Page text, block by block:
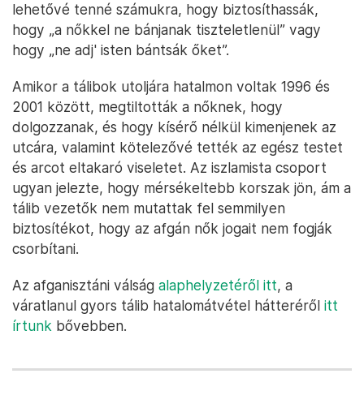
lehetővé tenné számukra, hogy biztosíthassák,
hogy „a nőkkel ne bánjanak tiszteletlenül” vagy
hogy „ne adj' isten bántsák őket”.
Amikor a tálibok utoljára hatalmon voltak 1996 és
2001 között, megtiltották a nőknek, hogy
dolgozzanak, és hogy kísérő nélkül kimenjenek az
utcára, valamint kötelezővé tették az egész testet
és arcot eltakaró viseletet. Az iszlamista csoport
ugyan jelezte, hogy mérsékeltebb korszak jön, ám a
tálib vezetők nem mutattak fel semmilyen
biztosítékot, hogy az afgán nők jogait nem fogják
csorbítani.
Az afganisztáni válság alaphelyzetéről itt, a
váratlanul gyors tálib hatalomátvétel hátteréről itt
írtunk bővebben.